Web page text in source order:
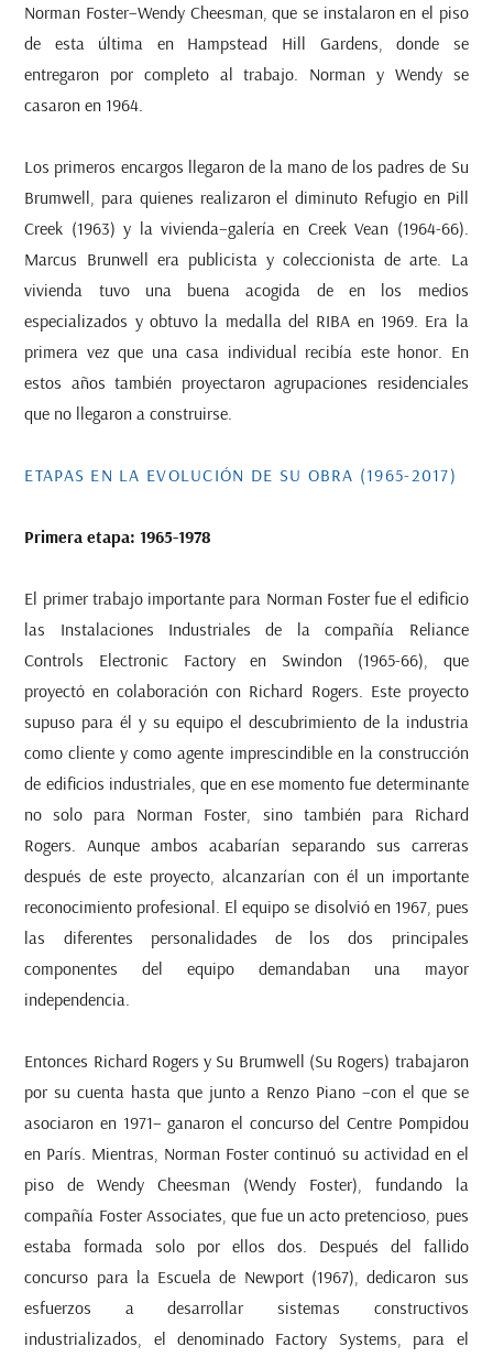
Norman Foster–Wendy Cheesman, que se instalaron en el piso
de esta última en Hampstead Hill Gardens, donde se
entregaron por completo al trabajo. Norman y Wendy se
casaron en 1964.
Los primeros encargos llegaron de la mano de los padres de Su
Brumwell, para quienes realizaron el diminuto Refugio en Pill
Creek (1963) y la vivienda–galería en Creek Vean (1964-66).
Marcus Brunwell era publicista y coleccionista de arte. La
vivienda tuvo una buena acogida de en los medios
especializados y obtuvo la medalla del RIBA en 1969. Era la
primera vez que una casa individual recibía este honor. En
estos años también proyectaron agrupaciones residenciales
que no llegaron a construirse.
ETAPAS EN LA EVOLUCIÓN DE SU OBRA (1965-2017)
Primera etapa: 1965-1978
El primer trabajo importante para Norman Foster fue el edificio
las Instalaciones Industriales de la compañía Reliance
Controls Electronic Factory en Swindon (1965-66), que
proyectó en colaboración con Richard Rogers. Este proyecto
supuso para él y su equipo el descubrimiento de la industria
como cliente y como agente imprescindible en la construcción
de edificios industriales, que en ese momento fue determinante
no solo para Norman Foster, sino también para Richard
Rogers. Aunque ambos acabarían separando sus carreras
después de este proyecto, alcanzarían con él un importante
reconocimiento profesional. El equipo se disolvió en 1967, pues
las diferentes personalidades de los dos principales
componentes del equipo demandaban una mayor
independencia.
Entonces Richard Rogers y Su Brumwell (Su Rogers) trabajaron
por su cuenta hasta que junto a Renzo Piano –con el que se
asociaron en 1971– ganaron el concurso del Centre Pompidou
en París. Mientras, Norman Foster continuó su actividad en el
piso de Wendy Cheesman (Wendy Foster), fundando la
compañía Foster Associates, que fue un acto pretencioso, pues
estaba formada solo por ellos dos. Después del fallido
concurso para la Escuela de Newport (1967), dedicaron sus
esfuerzos a desarrollar sistemas constructivos
industrializados, el denominado Factory Systems, para el